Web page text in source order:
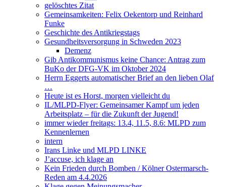
gelöschtes Zitat
Gemeinsamkeiten: Felix Oekentorp und Reinhard
Funke
Geschichte des Antikriegstags
Gesundheitsversorgung in Schweden 2023
Demenz
Gib Antikommunismus keine Chance: Antrag zum
BuKo der DFG-VK im Oktober 2024
Herrn Eggerts automatischer Brief an den lieben Olaf
…
Heute ist es Horst, morgen vielleicht du
IL/MLPD-Flyer: Gemeinsamer Kampf um jeden
Arbeitsplatz – für die Zukunft der Jugend!
immer wieder freitags: 13.4, 11.5, 8.6: MLPD zum
Kennenlernen
intern
Irans Linke und MLPD LINKE
J’accuse, ich klage an
Kein Frieden durch Bomben / Kölner Ostermarsch-
Reden am 4.4.2026